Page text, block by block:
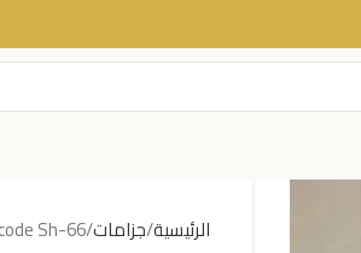
الرئيسية جزامات Sh-66